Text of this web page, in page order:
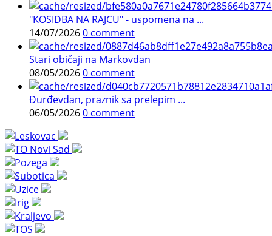
"KOSIDBA NA RAJCU" - uspomena na ...
14/07/20260 comment
Stari običaji na Markovdan
08/05/20260 comment
Đurđevdan, praznik sa prelepim ...
06/05/20260 comment